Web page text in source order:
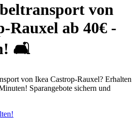
von
Rauxel ab 40€ -
🛋
von Ikea Castrop-Rauxel? Erhalten
Sparangebote sichern und